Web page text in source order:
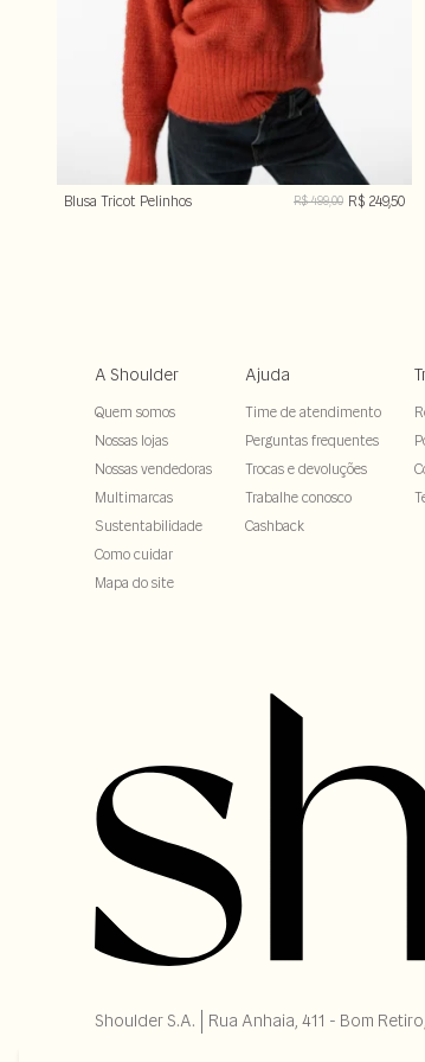
Blusa Tricot Pelinhos
R$ 499,00 R$ 249,50
A Shoulder
Quem somos
Nossas lojas
Nossas vendedoras
Multimarcas
Sustentabilidade
Como cuidar
Mapa do site
Ajuda
Time de atendimento
Perguntas frequentes
Trocas e devoluções
Trabalhe conosco
Cashback
Shoulder S.A. | Rua Anhaia, 411 - Bom